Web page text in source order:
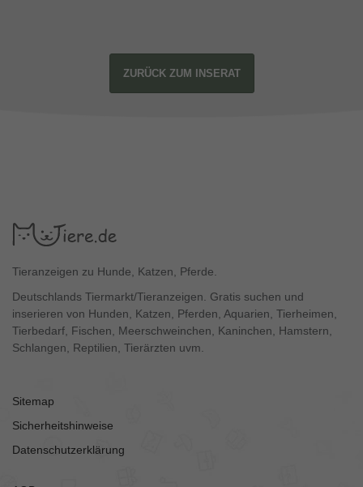
ZURÜCK ZUM INSERAT
Tieranzeigen zu Hunde, Katzen, Pferde.
Deutschlands Tiermarkt/Tieranzeigen. Gratis suchen und
inserieren von Hunden, Katzen, Pferden, Aquarien, Tierheimen,
Tierbedarf, Fischen, Meerschweinchen, Kaninchen, Hamstern,
Schlangen, Reptilien, Tierärzten uvm.
Sitemap
Sicherheitshinweise
Datenschutzerklärung